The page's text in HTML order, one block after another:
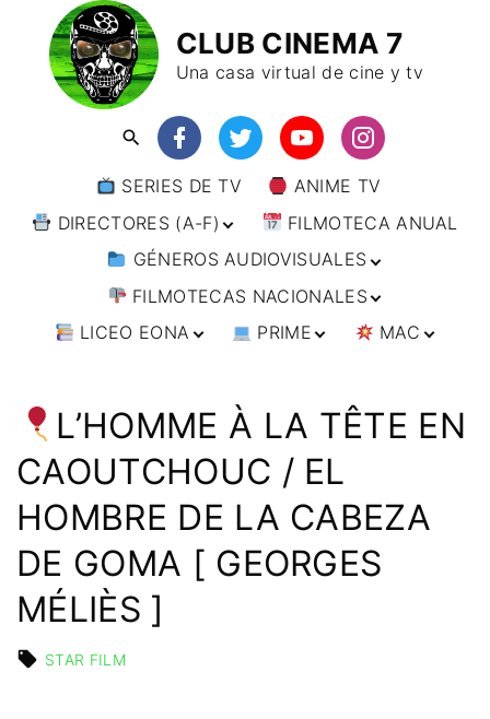
CLUB CINEMA 7
Una casa virtual de cine y tv
SERIES DE TV
ANIME TV
DIRECTORES (A-F)
DIRECTORES (F-L)
DIRECTORES (L-
W)
FILMOTECA ANUAL
GÉNEROS AUDIOVISUALES
ANIMACIÓN
ARTES MARCIALES
CIENCIA FICCIÓN
CINE DOCUMENTAL
CINE NEGRO / CRIMEN /
ESPIONAJE
COMEDIA
DRAMA
ÉPICO / MITOLÓGICO
FILMOTECAS NACIONALES
AFRICA
BRASIL
ESTADOS UNIDOS
MÉXICO
ASIA
INDIA
RUSIA
EUROPA
AUSTRIA
BÉLGICA
ESPAÑA
OCEANIA AUSTRALIA
LICEO EONA
TALLERES
ONLINE
FILM DOCTOR
SERVICIOS DE
DISEÑO WEB
CONTACTO
DIGITAL
PRIME
IMPRESCINDIBLES
ARTÍCULOS
MAC
ANIME
🗨 CÓMICS
L’HOMME À LA TÊTE EN
CAOUTCHOUC / EL
HOMBRE DE LA CABEZA
DE GOMA [ GEORGES
MÉLIÈS ]
STAR FILM